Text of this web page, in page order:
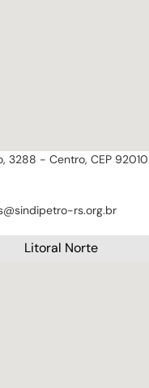
3288 - Centro, CEP
rs.org.br
Litoral Norte